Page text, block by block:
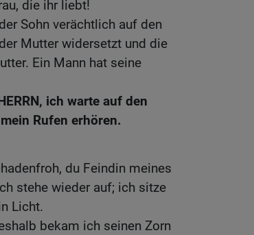
die ihr liebt!
Sohn verächtlich auf den
Mutter widersetzt und die
Ein Mann hat seine
ich warte auf den
Rufen erhören.
du Feindin meines
stehe wieder auf; ich sitze
Licht.
bekam ich seinen Zorn